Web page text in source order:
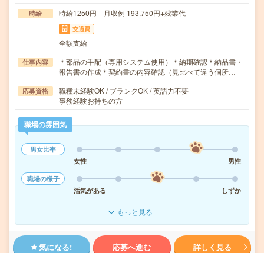
時給 時給1250円 月収例 193,750円+残業代
交通費
全額支給
仕事内容
＊部品の手配（専用システム使用）＊納期確認＊納品書・
報告書の作成＊契約書の内容確認（見比べて違う個所…
応募資格
職種未経験OK / ブランクOK / 英語力不要
事務経験お持ちの方
職場の雰囲気
男女比率
女性
男性
職場の様子
活気がある
しずか
もっと見る
気になる! 応募へ進む 詳しく見る